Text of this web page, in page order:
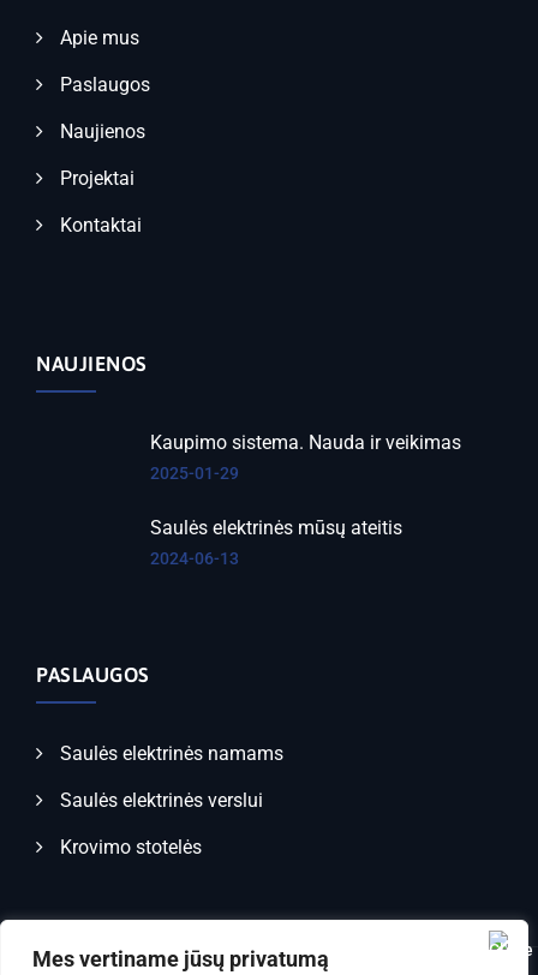
Mes vertiname jūsų privatumą
Apie mus
Paslaugos
Naujienos
Projektai
Kontaktai
NAUJIENOS
Kaupimo sistema. Nauda ir veikimas
2025-01-29
Saulės elektrinės mūsų ateitis
2024-06-13
PASLAUGOS
Saulės elektrinės namams
Saulės elektrinės verslui
Krovimo stotelės